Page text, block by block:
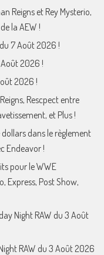
Reigns et Rey Mysterio,
la AEW !
7 Août 2026 !
Août 2026 !
2026 !
Rescpect entre
et Plus !
dans le règlement
Endeavor !
pour le WWE
Express, Post Show,
Night RAW du 3 Août
RAW du 3 Août 2026